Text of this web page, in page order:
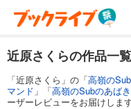
近原さくらの作品一覧
「近原さくら」の「高嶺の
マンド 」「高嶺のSubのあば
ーザーレビューをお届けしま